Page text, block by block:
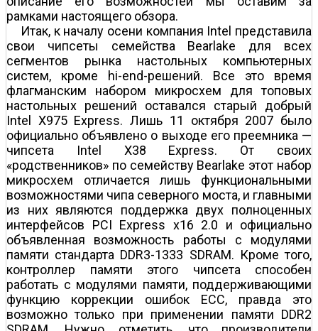
рамками настоящего обзора.
Итак, к началу осени компания Intel представила
свои чипсеты семейства Bearlake для всех
сегментов рынка настольных компьютерных
систем, кроме hi-end-решений. Все это время
флагманским набором микросхем для топовых
настольных решений оставался старый добрый
Intel X975 Express. Лишь 11 октября 2007 было
официально объявлено о выходе его преемника —
чипсета Intel X38 Express. От своих
«родственников» по семейству Bearlake этот набор
микросхем отличается лишь функциональными
возможностями чипа северного моста, и главными
из них являются поддержка двух полноценных
интерфейсов PCI Express x16 2.0 и официально
объявленная возможность работы с модулями
памяти стандарта DDR3-1333 SDRAM. Кроме того,
контроллер памяти этого чипсета способен
работать с модулями памяти, поддерживающими
функцию коррекции ошибок ECC, правда это
возможно только при применении памяти DDR2